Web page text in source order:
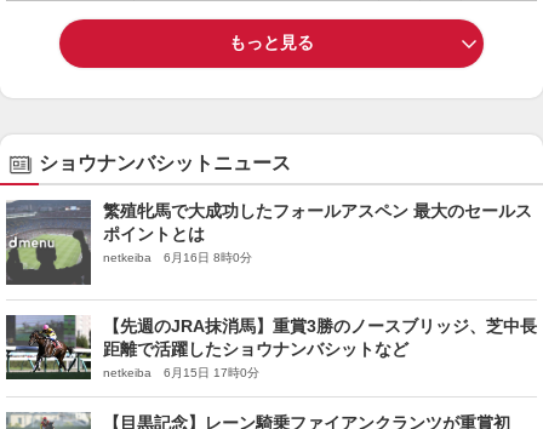
もっと見る
ショウナンバシットニュース
繁殖牝馬で大成功したフォールアスペン 最大のセールス
ポイントとは
netkeiba 6月16日 8時0分
【先週のJRA抹消馬】重賞3勝のノースブリッジ、芝中長
距離で活躍したショウナンバシットなど
netkeiba 6月15日 17時0分
【目黒記念】レーン騎乗ファイアンクランツが重賞初